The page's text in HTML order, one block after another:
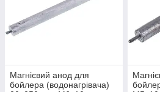
Магнієвий анод для
бойлера (водонагрівача)